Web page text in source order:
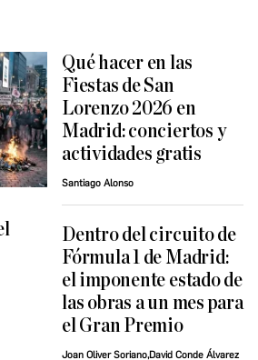
Qué hacer en las
Fiestas de San
Lorenzo 2026 en
Madrid: conciertos y
actividades gratis
Santiago Alonso
Dentro del circuito de
Fórmula 1 de Madrid:
el imponente estado de
las obras a un mes para
el Gran Premio
Joan Oliver Soriano,David Conde Álvarez